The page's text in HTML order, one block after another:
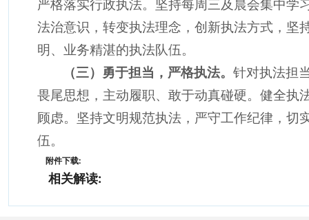
严格落实行政执法。坚持每周三及晨会集中学
法治意识，转变执法理念，创新执法方式，坚
明、业务精湛的执法队伍。
（三）勇于担当，严格执法。针对执法担
畏尾思想，主动履职、敢于动真碰硬。健全执
顾虑。坚持文明规范执法，严守工作纪律，
伍。
附件下载:
相关解读: